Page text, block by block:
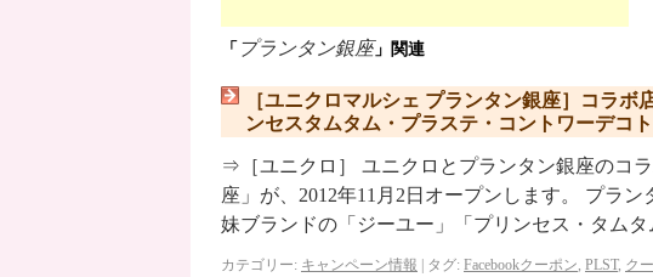
「 プランタン銀座 」関連
［ユニクロマルシェ プランタン銀座］コラ
ンセスタムタム・プラステ・コントワーデコ
⇒［ユニクロ］ ユニクロとプランタン銀座のコ
座」が、2012年11月2日オープンします。 プラ
妹ブランドの「ジーユー」「プリンセス・タム
カテゴリー: キャンペーン情報 タグ: Facebookクーポン, PLST, ク